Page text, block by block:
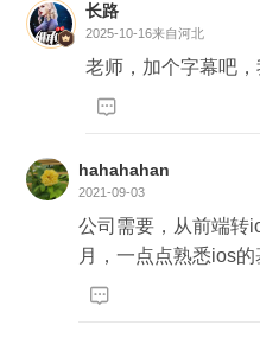
长路
2025-10-16来自河北
老师，加个字幕吧

hahahahan
2021-09-03
公司需要，从前端转
月，一点点熟悉ios
